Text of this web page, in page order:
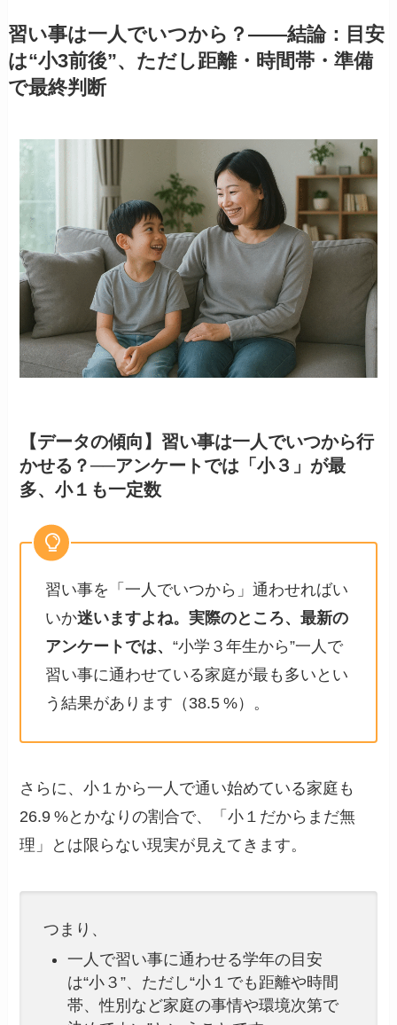
習い事は一人でいつから？——結論：目安
は“小3前後”、ただし距離・時間帯・準備
で最終判断
【データの傾向】習い事は一人でいつから行
かせる？──アンケートでは「小３」が最
多、小１も一定数
習い事を「一人でいつから」通わせればい
いか迷いますよね。実際のところ、最新の
アンケートでは、“小学３年生から”一人で
習い事に通わせている家庭が最も多いとい
う結果があります（38.5 %）。
さらに、小１から一人で通い始めている家庭も
26.9 %とかなりの割合で、「小１だからまだ無
理」とは限らない現実が見えてきます。
つまり、
一人で習い事に通わせる学年の目安
は“小３”、ただし“小１でも距離や時間
帯、性別など家庭の事情や環境次第で